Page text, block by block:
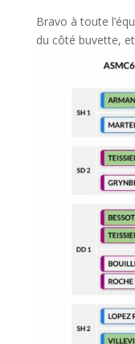
Bravo à toute
du côté buvette,